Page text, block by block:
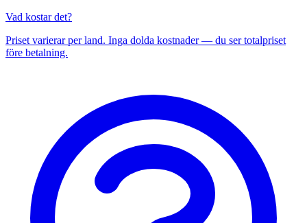
Vad kostar det?
Priset varierar per land. Inga dolda kostnader — du ser totalpriset
före betalning.